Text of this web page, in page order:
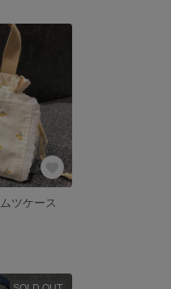
ツケース